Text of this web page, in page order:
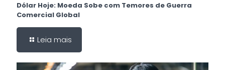
Dólar Hoje: Moeda Sobe com Temores de Guerra
Comercial Global
Leia mais